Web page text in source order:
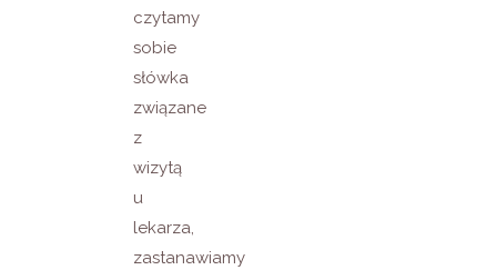
czytamy
sobie
słówka
związane
z
wizytą
u
lekarza,
zastanawiamy